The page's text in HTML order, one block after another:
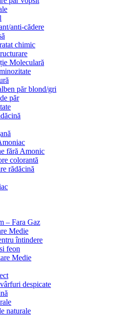
anti-cădere
chimic
Moleculară
păr blond/gri
păr
fără Amonic
colorantă
rădăcină
– Fara Gaz
Medie
întindere
feon
Medie
despicate
naturale